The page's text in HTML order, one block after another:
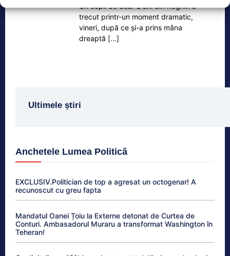
Un copil de doar 2 ani din Reghin a
trecut printr-un moment dramatic,
vineri, după ce și-a prins mâna
dreaptă [...]
Ultimele știri
Anchetele Lumea Politică
EXCLUSIV.Politician de top a agresat un octogenar! A
recunoscut cu greu fapta
Mandatul Oanei Țoiu la Externe detonat de Curtea de
Conturi. Ambasadorul Muraru a transformat Washington în
Teheran!